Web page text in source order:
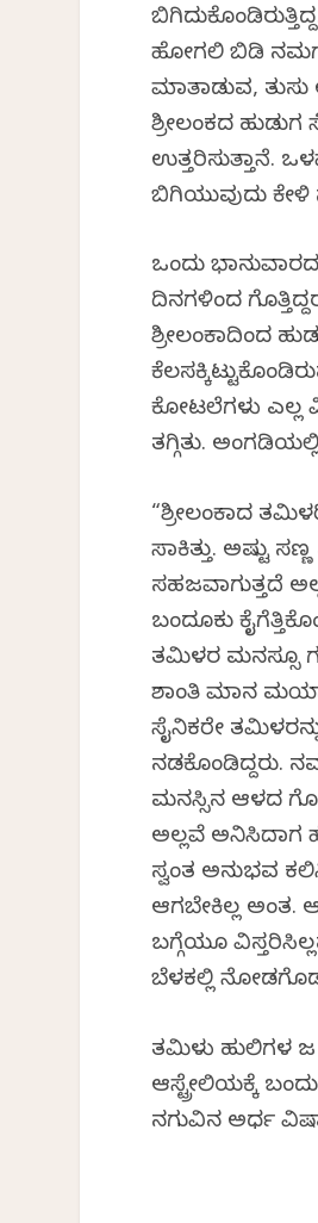
ಹೋಗಲಿ ಬಿಡಿ
ಮಾತಾಡುವ,
ಶ್ರೀಲಂಕದ ಹುಡುಗ
ಉತ್ತರಿಸುತ್ತಾನೆ.
ಬಿಗಿಯುವುದು ಕೇಳಿ
ಒಂದು
ದಿನಗಳಿಂದ
ಶ್ರೀಲಂಕಾದಿಂದ
ಕೋಟಲೆಗಳು ಎಲ್ಲ
ತಗ್ಗಿತು.
“ಶ್ರೀಲಂಕಾದ
ಸಾಕಿತ್ತು. ಅಷ್ಟು
ಸಹಜವಾಗುತ್ತದೆ
ಬಂದೂಕು
ತಮಿಳರ ಮನಸ್ಸೂ
ಶಾಂತಿ ಮಾನ
ಸೈನಿಕರೇ
ನಡಕೊಂಡಿದ್ದರು.
ಮನಸ್ಸಿನ ಆಳದ
ಅಲ್ಲವೆ ಅನಿಸಿದಾಗ
ಸ್ವಂತ ಅನುಭವ
ಆಗಬೇಕಿಲ್ಲ
ಬಗ್ಗೆಯೂ
ಬೆಳಕಲ್ಲಿ
ತಮಿಳು ಹುಲಿಗಳ
ಆಸ್ಟ್ರೇಲಿಯಕ್ಕೆ
ನಗುವಿನ ಅರ್ಧ